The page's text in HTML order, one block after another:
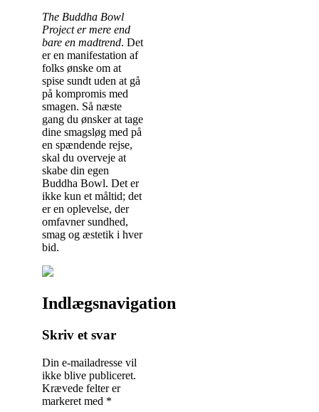
The Buddha Bowl
Project er mere end
bare en madtrend. Det
er en manifestation af
folks ønske om at
spise sundt uden at gå
på kompromis med
smagen. Så næste
gang du ønsker at tage
dine smagsløg med på
en spændende rejse,
skal du overveje at
skabe din egen
Buddha Bowl. Det er
ikke kun et måltid; det
er en oplevelse, der
omfavner sundhed,
smag og æstetik i hver
bid.
Indlægsnavigation
Skriv et svar
Din e-mailadresse vil
ikke blive publiceret.
Krævede felter er
markeret med *